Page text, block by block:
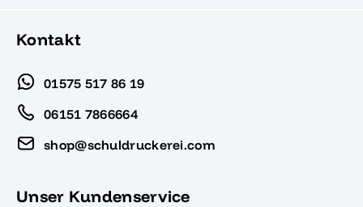
Kontakt
01575 517 86 19
06151 7866664
shop@schuldruckerei.com
Unser Kundenservice